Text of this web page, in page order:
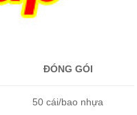
ĐÓNG GÓI
50 cái/bao nhựa